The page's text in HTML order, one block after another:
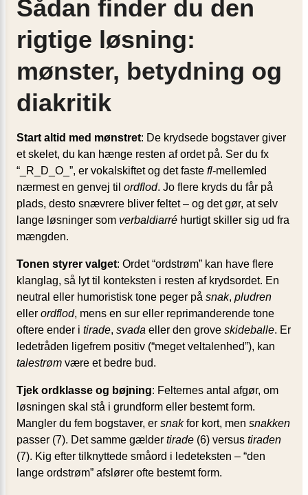
Sådan finder du den
rigtige løsning:
mønster, betydning og
diakritik
Start altid med mønstret: De krydsede bogstaver giver
et skelet, du kan hænge resten af ordet på. Ser du fx
“_R_D_O_”, er vokalskiftet og det faste fl-mellemled
nærmest en genvej til ordflod. Jo flere kryds du får på
plads, desto snævrere bliver feltet – og det gør, at selv
lange løsninger som verbaldiarré hurtigt skiller sig ud fra
mængden.
Tonen styrer valget: Ordet “ordstrøm” kan have flere
klanglag, så lyt til konteksten i resten af krydsordet. En
neutral eller humoristisk tone peger på snak, pludren
eller ordflod, mens en sur eller reprimanderende tone
oftere ender i tirade, svada eller den grove skideballe. Er
ledetråden ligefrem positiv (“meget veltalenhed”), kan
talestrøm være et bedre bud.
Tjek ordklasse og bøjning: Felternes antal afgør, om
løsningen skal stå i grundform eller bestemt form.
Mangler du fem bogstaver, er snakfor kort, men snakken
passer (7). Det samme gælder tirade (6) versus tiraden
(7). Kig efter tilknyttede småord i ledeteksten – “den
lange ordstrøm” afslører ofte bestemt form.